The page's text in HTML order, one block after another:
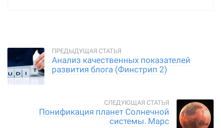
Анализ качественных показателей
развития блога (Финстрип 2)
Понификация планет Солнечной
системы. Марс